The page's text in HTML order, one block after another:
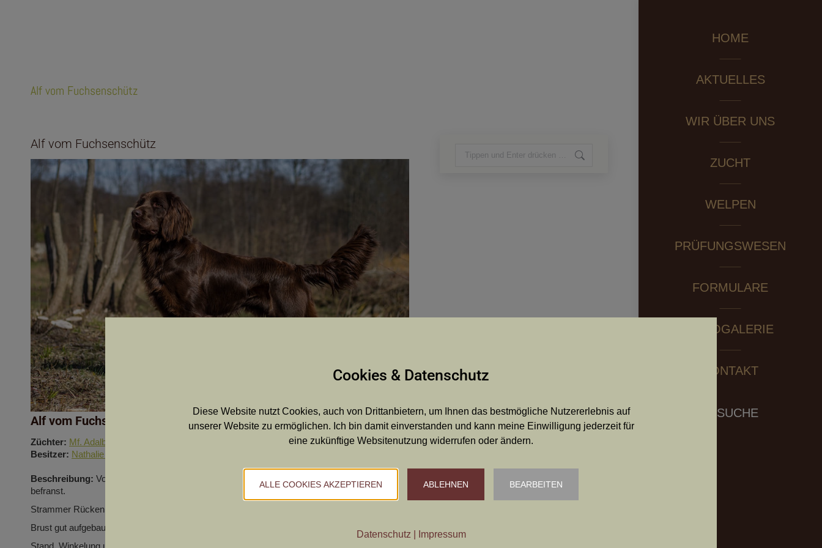
HOME
AKTUELLES
WIR ÜBER UNS
ZUCHT
WELPEN
PRÜFUNGSWESEN
FORMULARE
FOTOGALERIE
KONTAKT
Search:
SUCHE
Alf vom Fuchsenschütz
Alf vom Fuchsenschütz
Alf vom Fuchsenschütz
Züchter: Mf. Adalbert und Nina Baumgartner
Besitzer: Nathalie Glanz
Beschreibung: Vollständige Schere, starker deutscher Kopf, Behang gut angesetzt und
befranst.
Strammer Rücken mit ordentlicher Kruppe, Rute gut getragen und befranst.
Brust gut aufgebaut, trockene Lenden.
Stand, Winkelung und Pfoten -korrekt.
Cookies & Datenschutz
Diese Website nutzt Cookies, auch von Drittanbietern, um Ihnen das bestmögliche Nutzererlebnis auf
unserer Website zu ermöglichen. Ich bin damit einverstanden und kann meine Einwilligung jederzeit für
eine zukünftige Websitenutzung widerrufen oder ändern.
ALLE COOKIES AKZEPTIEREN ABLEHNEN BEARBEITEN
Datenschutz Impressum